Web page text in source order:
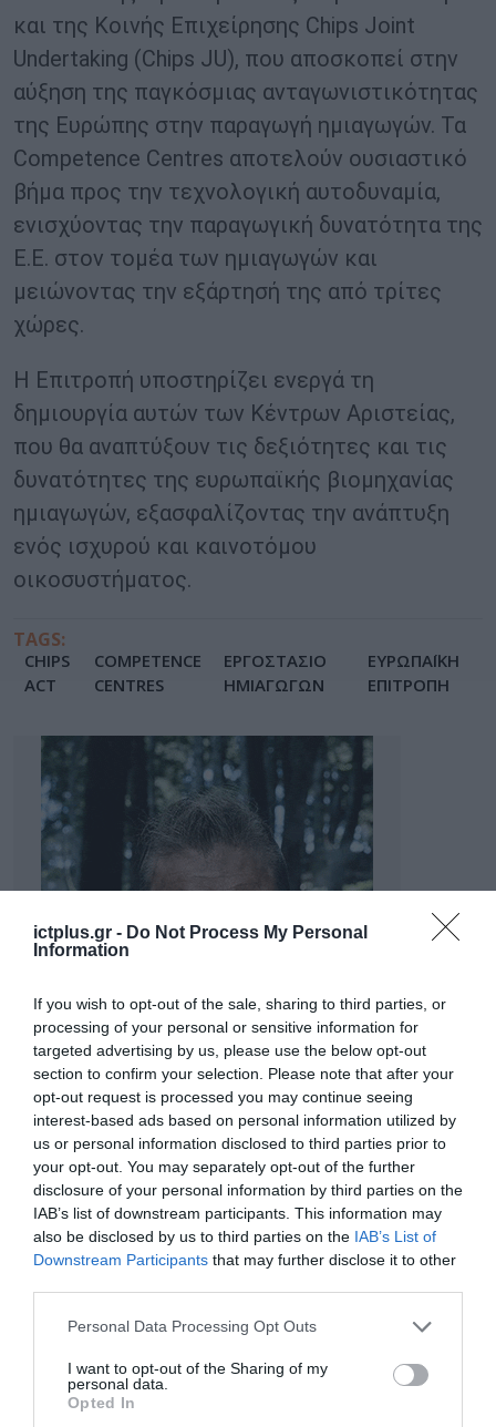
ictplus.gr - Do Not Process My Personal
Information
If you wish to opt-out of the sale, sharing to third parties, or
processing of your personal or sensitive information for
targeted advertising by us, please use the below opt-out
section to confirm your selection. Please note that after your
opt-out request is processed you may continue seeing
interest-based ads based on personal information utilized by
us or personal information disclosed to third parties prior to
your opt-out. You may separately opt-out of the further
disclosure of your personal information by third parties on the
IAB’s list of downstream participants. This information may
also be disclosed by us to third parties on the IAB’s List of
Downstream Participants that may further disclose it to other
Please note that this website/app uses one or more Google
not limited to your visit or usage behaviour. You may click to
grant or deny consent to Google and its third-party tags to
use your data for below specified purposes in below Google
Personal Data Processing Opt Outs
I want to opt-out of the Sharing of my
personal data.
Opted In
και της Κοινής Επιχείρησης Chips Joint
Undertaking (Chips JU), που αποσκοπεί στην
αύξηση της παγκόσμιας ανταγωνιστικότητας
της Ευρώπης στην παραγωγή ημιαγωγών. Τα
Competence Centres αποτελούν ουσιαστικό
βήμα προς την τεχνολογική αυτοδυναμία,
ενισχύοντας την παραγωγική δυνατότητα της
Ε.Ε. στον τομέα των ημιαγωγών και
μειώνοντας την εξάρτησή της από τρίτες
χώρες.
Η Επιτροπή υποστηρίζει ενεργά τη
δημιουργία αυτών των Κέντρων Αριστείας,
που θα αναπτύξουν τις δεξιότητες και τις
δυνατότητες της ευρωπαϊκής βιομηχανίας
ημιαγωγών, εξασφαλίζοντας την ανάπτυξη
ενός ισχυρού και καινοτόμου
οικοσυστήματος.
TAGS:
CHIPS
ACT
COMPETENCE
CENTRES
ΕΡΓΟΣΤΑΣΙΟ
ΗΜΙΑΓΩΓΩΝ
ΕΥΡΩΠΑΪΚΗ
ΕΠΙΤΡΟΠΗ